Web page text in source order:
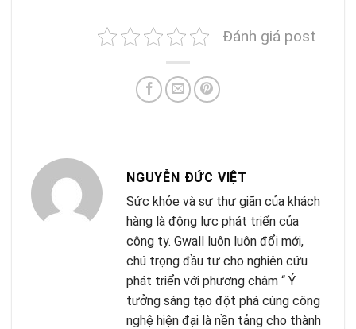
Đánh giá post
NGUYỄN ĐỨC VIỆT
Sức khỏe và sự thư giãn của khách
hàng là động lực phát triển của
công ty. Gwall luôn luôn đổi mới,
chú trọng đầu tư cho nghiên cứu
phát triển với phương châm “ Ý
tưởng sáng tạo đột phá cùng công
nghệ hiện đại là nền tảng cho thành